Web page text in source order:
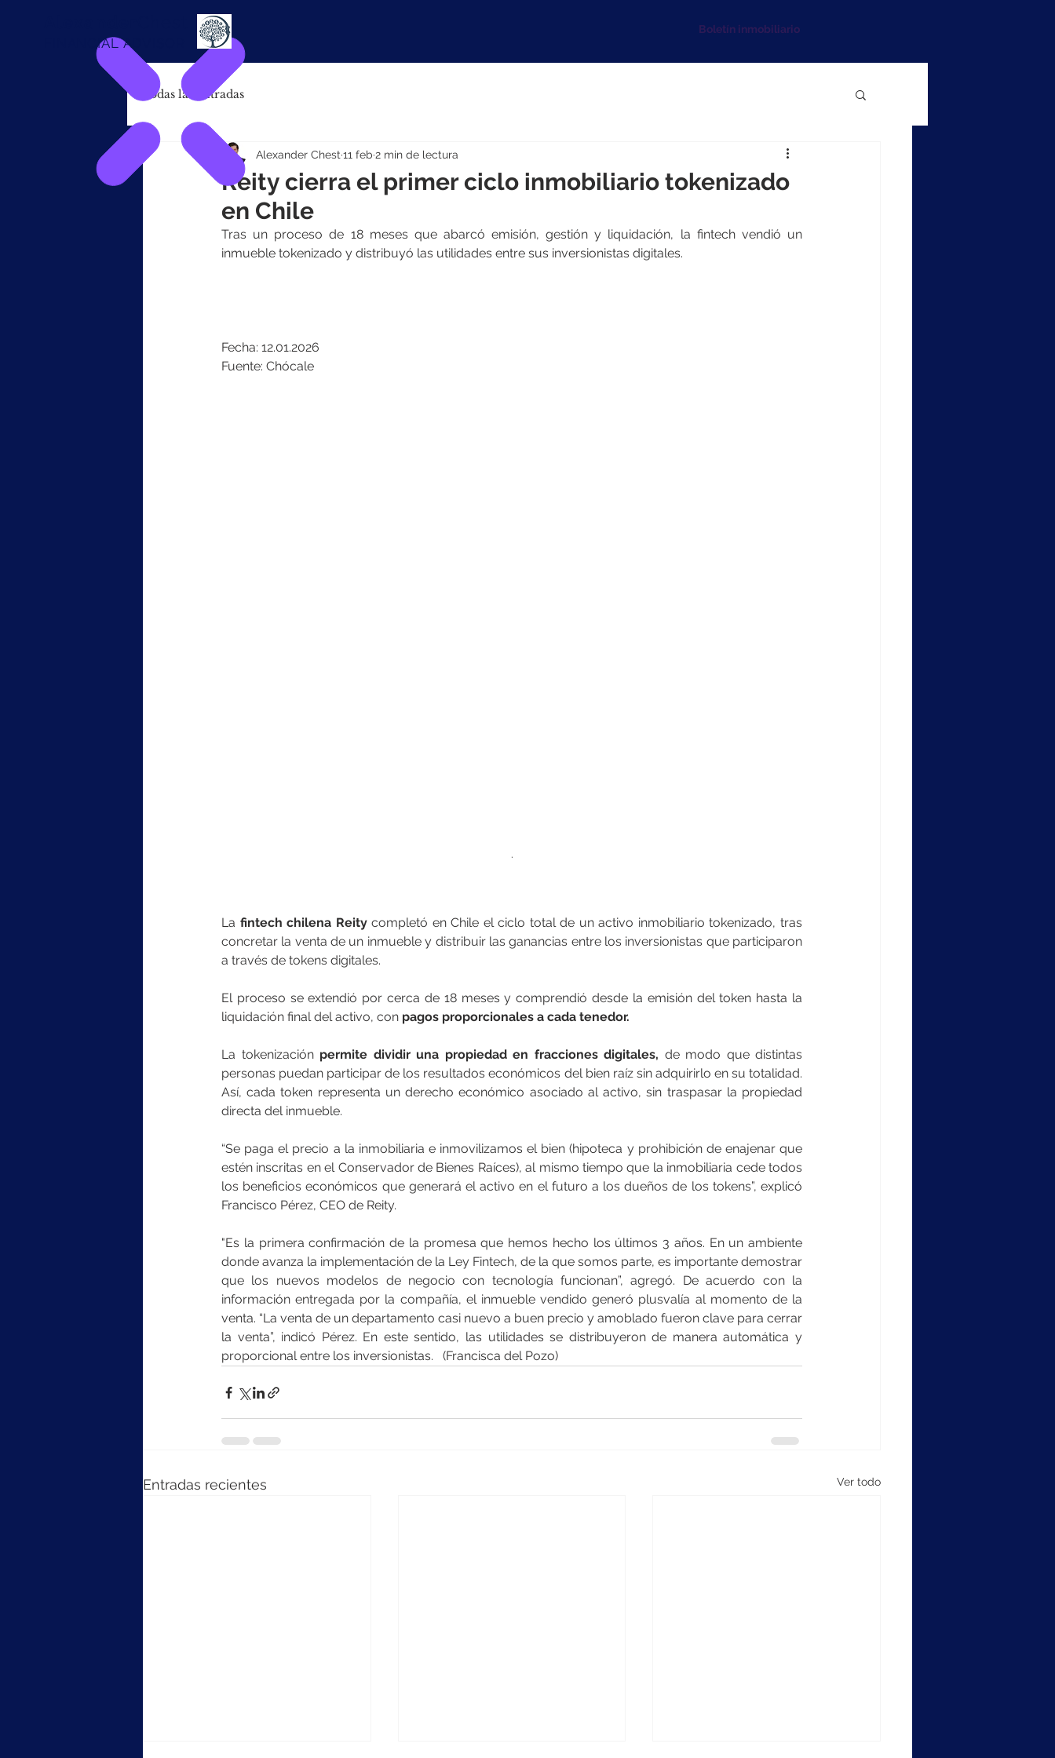
FINANCIAL ADVISOR
Boletín inmobiliario
Todas las entradas
Reity cierra el primer ciclo inmobiliario tokenizado
en Chile
Alexander Chest 11 feb 2 min de lectura
Tras un proceso de 18 meses que abarcó emisión, gestión y liquidación, la fintech vendió un
inmueble tokenizado y distribuyó las utilidades entre sus inversionistas digitales.
Fecha: 12.01.2026
Fuente: Chócale
.
La fintech chilena Reity completó en Chile el ciclo total de un activo inmobiliario tokenizado, tras
concretar la venta de un inmueble y distribuir las ganancias entre los inversionistas que participaron
a través de tokens digitales.
El proceso se extendió por cerca de 18 meses y comprendió desde la emisión del token hasta la
liquidación final del activo, con pagos proporcionales a cada tenedor.
La tokenización permite dividir una propiedad en fracciones digitales, de modo que distintas
personas puedan participar de los resultados económicos del bien raíz sin adquirirlo en su totalidad.
Así, cada token representa un derecho económico asociado al activo, sin traspasar la propiedad
directa del inmueble.
“Se paga el precio a la inmobiliaria e inmovilizamos el bien (hipoteca y prohibición de enajenar que
estén inscritas en el Conservador de Bienes Raíces), al mismo tiempo que la inmobiliaria cede todos
los beneficios económicos que generará el activo en el futuro a los dueños de los tokens”, explicó
Francisco Pérez, CEO de Reity.
"Es la primera confirmación de la promesa que hemos hecho los últimos 3 años. En un ambiente
donde avanza la implementación de la Ley Fintech, de la que somos parte, es importante demostrar
que los nuevos modelos de negocio con tecnología funcionan”, agregó. De acuerdo con la
información entregada por la compañía, el inmueble vendido generó plusvalía al momento de la
venta. “La venta de un departamento casi nuevo a buen precio y amoblado fueron clave para cerrar
la venta”, indicó Pérez. En este sentido, las utilidades se distribuyeron de manera automática y
proporcional entre los inversionistas.   (Francisca del Pozo)
Entradas recientes Ver todo